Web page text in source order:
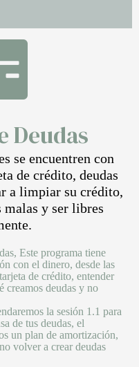
Deudas
se encuentren con
de crédito, deudas
a limpiar su crédito,
malas y ser libres
Este programa tiene
con el dinero, desde las
de crédito, entender
creamos deudas y no
la sesión 1.1 para
de tus deudas, el
un plan de amortización,
volver a crear deudas